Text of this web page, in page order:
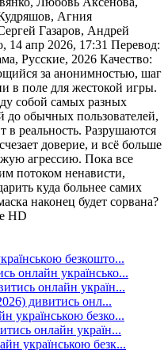
Агния
Газаров, Андрей
14 апр 2026, 17:31 Перевод:
Русские, 2026 Качество:
за анонимностью, шаг
в поле для жестокой игры.
собой самых разных
обычных пользователей,
в реальность. Разрушаются
доверие, и всё больше
агрессию. Пока все
потоком ненависти,
куда больнее самих
наконец будет сорвана?
HD
безкошто...
онлайн українсько...
онлайн україн...
дивитись онл...
українською безко...
онлайн україн...
українською безк...